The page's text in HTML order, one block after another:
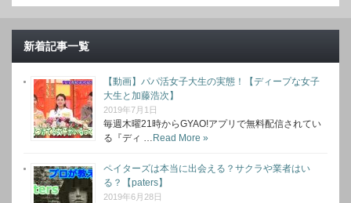
新着記事一覧
【動画】パパ活女子大生の実態！【ディープな女子
大生と加藤浩次】
2019年7月1日
毎週木曜21時からGYAO!アプリで無料配信されてい
る『ディ … Read More »
ペイターズは本当に出会える？サクラや業者はい
る？【paters】
2019年6月28日